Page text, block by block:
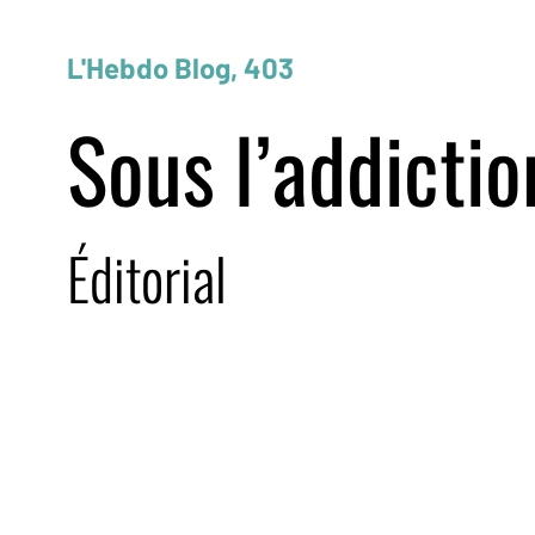
L'Hebdo Blog, 403
Sous
Éditorial